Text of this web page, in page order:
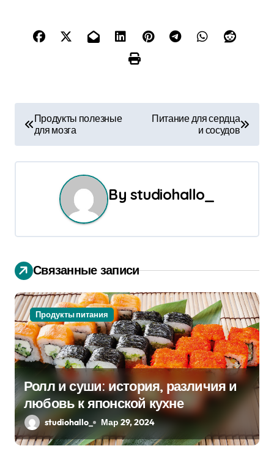
а
в
а
ц
и
я
п
о
з
а
п
Продукты полезные
для мозга
Питание для сердца
и сосудов
By studiohallo_
Связанные записи
Продукты питания
Ролл и суши: история, различия и
любовь к японской кухне
studiohallo_ Мар 29, 2024